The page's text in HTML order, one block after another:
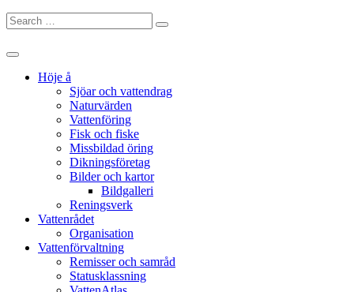
Search
for:
Höje å
Sjöar och vattendrag
Naturvärden
Vattenföring
Fisk och fiske
Missbildad öring
Dikningsföretag
Bilder och kartor
Bildgalleri
Reningsverk
Vattenrådet
Organisation
Vattenförvaltning
Remisser och samråd
Statusklassning